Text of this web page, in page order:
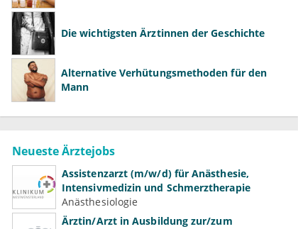
Die wichtigsten Ärztinnen der Geschichte
Alternative Verhütungsmethoden für den
Mann
Neueste Ärztejobs
Assistenzarzt (m/w/d) für Anästhesie,
Intensivmedizin und Schmerztherapie
Anästhesiologie
Ärztin/Arzt in Ausbildung zur/zum